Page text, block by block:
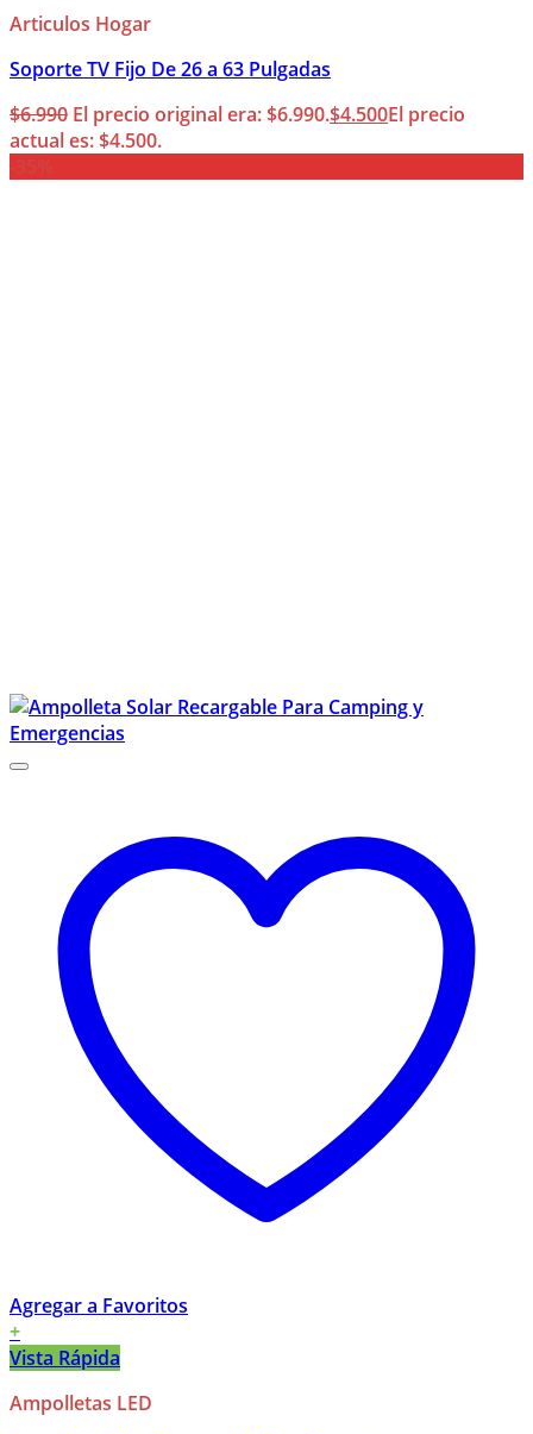
Articulos Hogar
Soporte TV Fijo De 26 a 63 Pulgadas
$6.990 El precio original era: $6.990.$4.500El precio
actual es: $4.500.
Agregar a Favoritos
+
Vista Rápida
Ampolletas LED